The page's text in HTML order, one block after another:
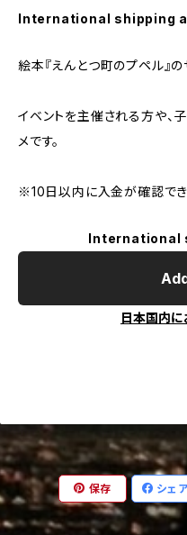
International shipping
絵本『えんとつ町のプペル』の
イベントを主催される方や、
メです。
※10日以内に入金が確認でき
International
日本国内
保存 シェ